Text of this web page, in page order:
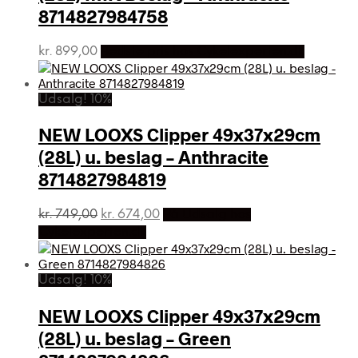
8714827984758
kr. 899,00
Udsalg! 10%
NEW LOOXS Clipper 49x37x29cm
(28L) u. beslag – Anthracite
8714827984819
kr.749,00 Den
oprindelige
pris
var:
kr. 749,00.
kr. 674,00Den
pris
er:
Udsalg! 10%
NEW LOOXS Clipper 49x37x29cm
(28L) u. beslag – Green